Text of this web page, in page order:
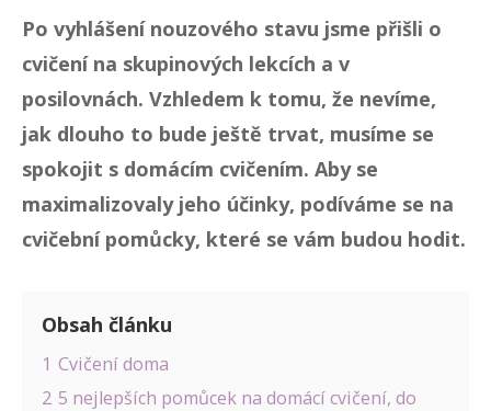
Po vyhlášení nouzového stavu jsme přišli o
cvičení na skupinových lekcích a v
posilovnách. Vzhledem k tomu, že nevíme,
jak dlouho to bude ještě trvat, musíme se
spokojit s domácím cvičením. Aby se
maximalizovaly jeho účinky, podíváme se na
cvičební pomůcky, které se vám budou hodit.
Obsah článku
1 Cvičení doma
2 5 nejlepších pomůcek na domácí cvičení, do